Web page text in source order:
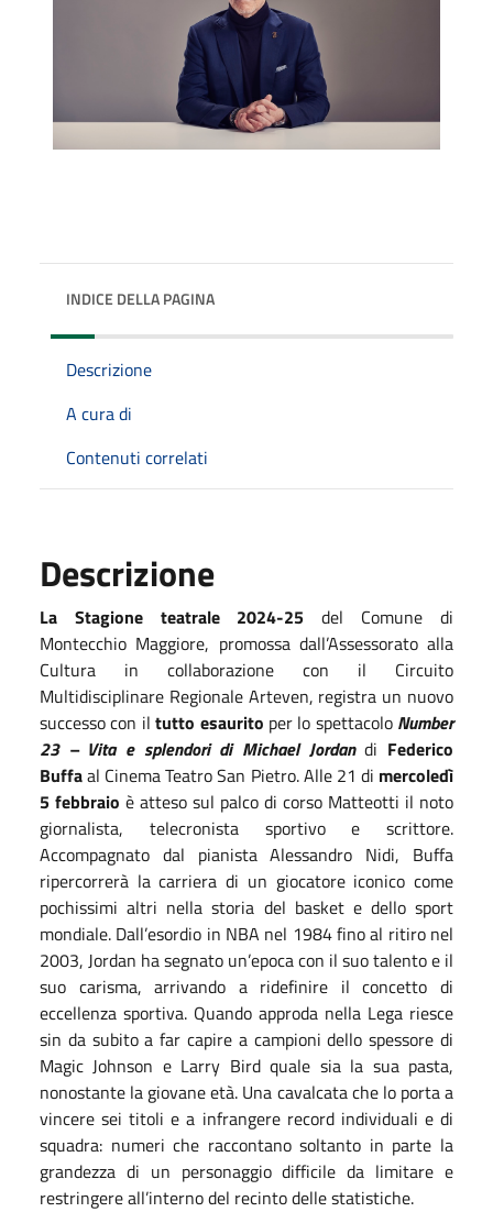
INDICE DELLA PAGINA
Descrizione
A cura di
Contenuti correlati
Descrizione
La Stagione teatrale 2024-25 del Comune di
Montecchio Maggiore, promossa dall’Assessorato alla
Cultura in collaborazione con il Circuito
Multidisciplinare Regionale Arteven, registra un nuovo
successo con iltutto esaurito per lo spettacolo Number
23 – Vita e splendori di Michael Jordandi Federico
Buffaal Cinema Teatro San Pietro. Alle 21 di mercoledì
5 febbraio è atteso sul palco di corso Matteotti il noto
giornalista, telecronista sportivo e scrittore.
Accompagnato dal pianista Alessandro Nidi, Buffa
ripercorrerà la carriera di un giocatore iconico come
pochissimi altri nella storia del basket e dello sport
mondiale. Dall’esordio in NBA nel 1984 fino al ritiro nel
2003, Jordan ha segnato un’epoca con il suo talento e il
suo carisma, arrivando a ridefinire il concetto di
eccellenza sportiva. Quando approda nella Lega riesce
sin da subito a far capire a campioni dello spessore di
Magic Johnson e Larry Bird quale sia la sua pasta,
nonostante la giovane età. Una cavalcata che lo porta a
vincere sei titoli e a infrangere record individuali e di
squadra: numeri che raccontano soltanto in parte la
grandezza di un personaggio difficile da limitare e
restringere all’interno del recinto delle statistiche.